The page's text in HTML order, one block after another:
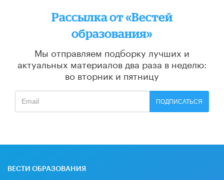
Рассылка от «Вестей
образования»
Мы отправляем подборку лучших и
актуальных материалов два раза в неделю:
во вторник и пятницу
ПОДПИСАТЬСЯ
ВЕСТИ ОБРАЗОВАНИЯ